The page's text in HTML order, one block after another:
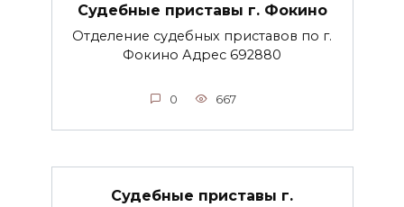
Судебные приставы г. Фокино
Отделение судебных приставов по г.
Фокино Адрес 692880
0 667
Судебные приставы г.